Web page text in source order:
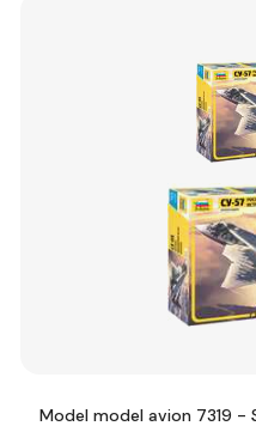
Model model avion 7319 -